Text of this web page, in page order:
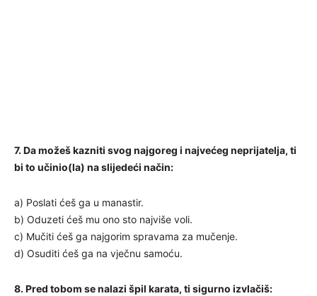
7. Da možeš kazniti svog najgoreg i najvećeg neprijatelja, ti
bi to učinio(la) na slijedeći način:
a) Poslati ćeš ga u manastir.
b) Oduzeti ćeš mu ono sto najviše voli.
c) Mučiti ćeš ga najgorim spravama za mučenje.
d) Osuditi ćeš ga na vječnu samoću.
8. Pred tobom se nalazi špil karata, ti sigurno izvlačiš: